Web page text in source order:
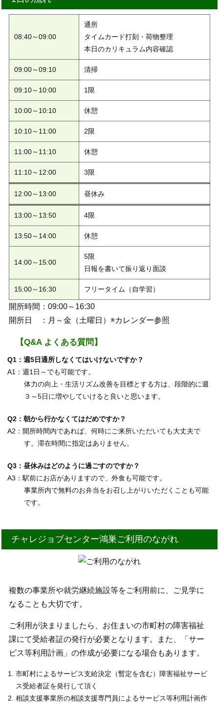
08:40～09:00
通所
タイムカード打刻・荷物整理
本日のカリキュラム内容確認
09:00～09:10 清掃
09:10～10:00 1限
10:00～10:10 休憩
10:10～11:00 2限
11:00～11:10 休憩
11:10～12:00 3限
12:00～13:00 昼休み
13:00～13:50 4限
13:50～14:00 休憩
14:00～15:00
5限
日報を書いて振り返り面談
15:00～16:30 フリータイム（自学習）
開所時間：09:00～16:30
開所日 ：月～金（土曜日）※カレンダー参照
【Q&A よくある質問】
週5日通所しなくてはいけないですか？
週1日～でも可能です。
体力の向上・生活リズム改善を目標とする方は、段階的に週
３～5日に増やしていけると良いと思います。
朝から行かなくてはだめですか？
開所時間内であれば、何時にご来所いただいても大丈夫で
す。滞在時間に指定はありません。
昼休みはどのように過ごすのですか？
駅前にお店がありますので、外食も可能です。
事業所内で無料のお弁当をお召し上がりいただくことも可能
です。
チャレジョブセンター鴻巣ご利用のながれ
複数の事業所や就労継続施設等をご利用前に、ご見学に
なることも大切です。
ご利用が決まりましたら、お住まいの市町村の障害福祉
課にて受給者証の発行が必要となります。また、「サー
ビス等利用計画」の作成が必要になる場合もあります。
市町村によるサービス支給決定（暫定を含む）障害福祉サービ
ス受給者証を発行して頂く
相談支援事業所の相談支援専門員によるサービス等利用計画作